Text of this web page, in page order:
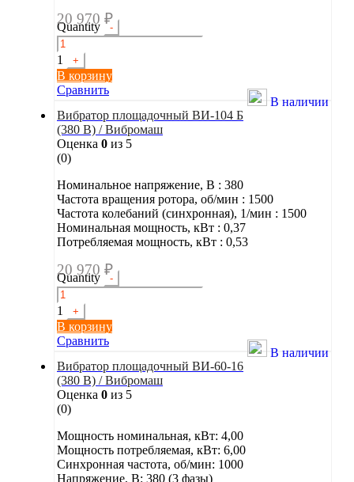
20 970 ₽
Quantity -
1 +
В корзину
Сравнить
В наличии
Вибратор площадочный ВИ-104 Б
(380 В) / Вибромаш
Оценка 0 из 5
(0)
Номинальное напряжение, В : 380
Частота вращения ротора, об/мин : 1500
Частота колебаний (синхронная), 1/мин : 1500
Номинальная мощность, кВт : 0,37
Потребляемая мощность, кВт : 0,53
20 970 ₽
Quantity -
1 +
В корзину
Сравнить
В наличии
Вибратор площадочный ВИ-60-16
(380 В) / Вибромаш
Оценка 0 из 5
(0)
Мощность номинальная, кВт: 4,00
Мощность потребляемая, кВт: 6,00
Синхронная частота, об/мин: 1000
Напряжение, В: 380 (3 фазы)